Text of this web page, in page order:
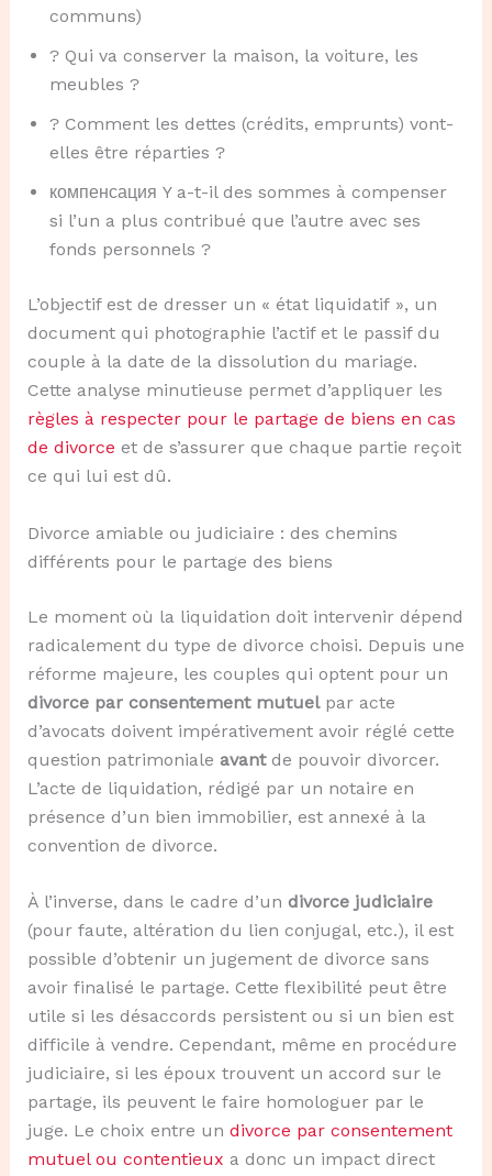
communs)
? Qui va conserver la maison, la voiture, les
meubles ?
? Comment les dettes (crédits, emprunts) vont-
elles être réparties ?
компенсация Y a-t-il des sommes à compenser
si l’un a plus contribué que l’autre avec ses
fonds personnels ?
L’objectif est de dresser un « état liquidatif », un
document qui photographie l’actif et le passif du
couple à la date de la dissolution du mariage.
Cette analyse minutieuse permet d’appliquer les
règles à respecter pour le partage de biens en cas
de divorce et de s’assurer que chaque partie reçoit
ce qui lui est dû.
Divorce amiable ou judiciaire : des chemins
différents pour le partage des biens
Le moment où la liquidation doit intervenir dépend
radicalement du type de divorce choisi. Depuis une
réforme majeure, les couples qui optent pour un
divorce par consentement mutuelpar acte
d’avocats doivent impérativement avoir réglé cette
question patrimoniale avantde pouvoir divorcer.
L’acte de liquidation, rédigé par un notaire en
présence d’un bien immobilier, est annexé à la
convention de divorce.
À l’inverse, dans le cadre d’un divorce judiciaire
(pour faute, altération du lien conjugal, etc.), il est
possible d’obtenir un jugement de divorce sans
avoir finalisé le partage. Cette flexibilité peut être
utile si les désaccords persistent ou si un bien est
difficile à vendre. Cependant, même en procédure
judiciaire, si les époux trouvent un accord sur le
partage, ils peuvent le faire homologuer par le
juge. Le choix entre un divorce par consentement
mutuel ou contentieux a donc un impact direct